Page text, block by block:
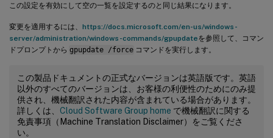
この設定を有効にして空の一覧を設定するのと同じ結果になります。
変更を適用するには、 https://docs.microsoft.com/en-us/windows-
server/administration/windows-commands/gpupdateを参照して、コマン
ドプロンプトから gpupdate /force コマンドを実行します。
この製品ドキュメントの正式なバージョンは英語版です。英語
以外のすべてのバージョンは、お客様の利便性のためにのみ提
供され、機械翻訳された内容が含まれている場合があります。
詳しくは、 Cloud Software Group home で機械翻訳に関する
免責事項（Machine Translation Disclaimer）をご覧くださ
い。